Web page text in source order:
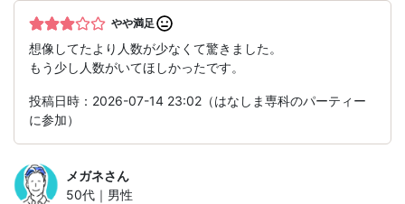
やや満足
想像してたより人数が少なくて驚きました。
もう少し人数がいてほしかったです。
投稿日時：2026-07-14 23:02（はなしま専科のパーティー
に参加）
メガネさん
50代｜男性